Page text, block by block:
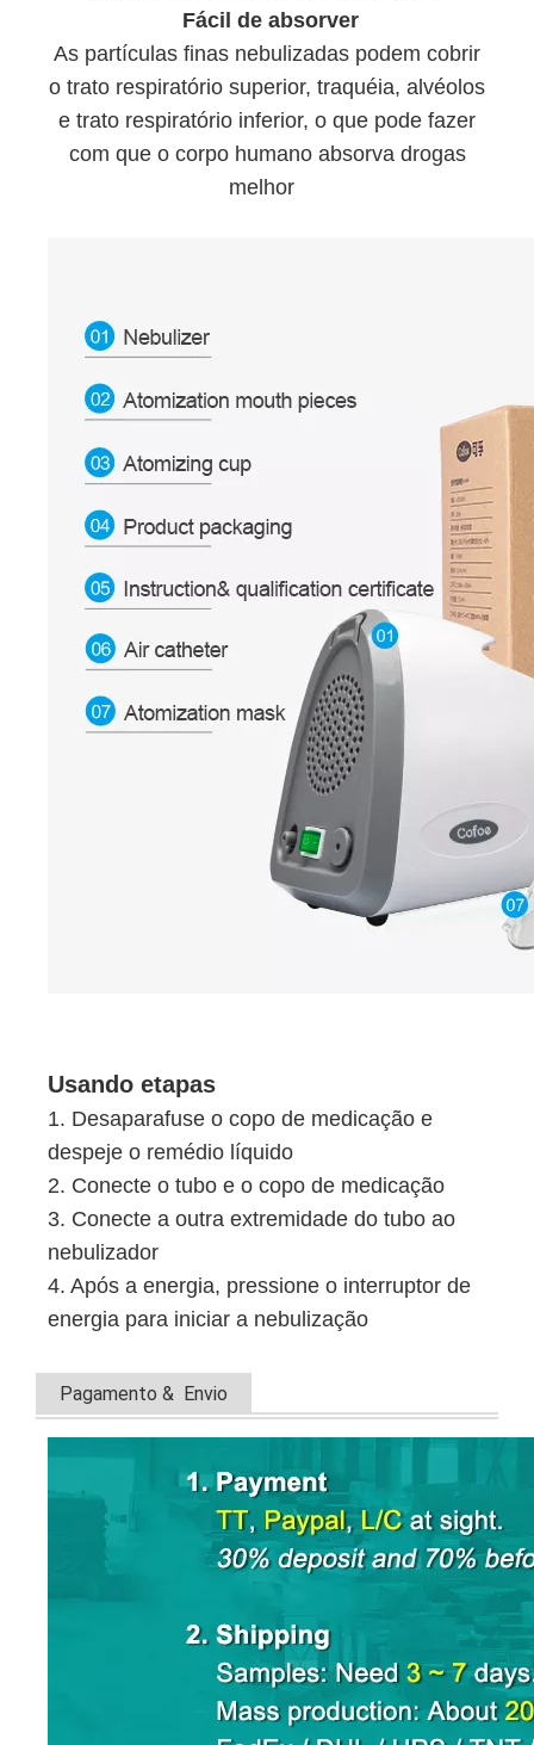
Fácil de absorver
As partículas finas nebulizadas podem cobrir
o trato respiratório superior, traquéia, alvéolos
e trato respiratório inferior, o que pode fazer
com que o corpo humano absorva drogas
melhor
Usando etapas
1. Desaparafuse o copo de medicação e
despeje o remédio líquido
2. Conecte o tubo e o copo de medicação
3. Conecte a outra extremidade do tubo ao
nebulizador
4. Após a energia, pressione o interruptor de
energia para iniciar a nebulização
Pagamento & Envio